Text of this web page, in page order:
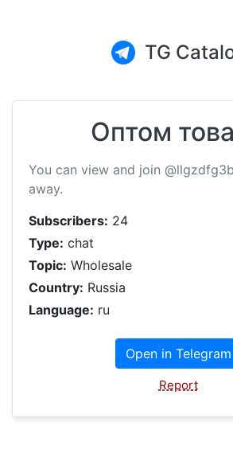
TG
Оптом
You can view and join
away.
Subscribers: 24
Type: chat
Topic: Wholesale
Country: Russia
Language: ru
Open in Telegram
Report